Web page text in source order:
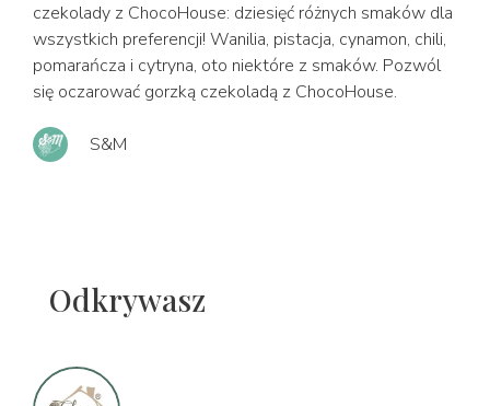
czekolady z ChocoHouse: dziesięć różnych smaków dla
wszystkich preferencji! Wanilia, pistacja, cynamon, chili,
pomarańcza i cytryna, oto niektóre z smaków. Pozwól
się oczarować gorzką czekoladą z ChocoHouse.
S&M
Odkrywasz